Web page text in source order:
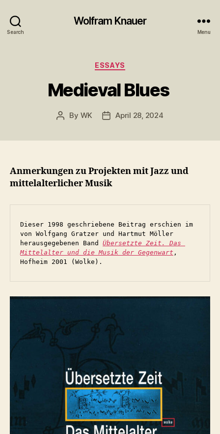
Search
Wolfram Knauer
Menu
Categories
ESSAYS
Medieval Blues
Post
By WK
PostApril 28, 2024
Anmerkungen zu Projekten mit Jazz und
mittelalterlicher Musik
Dieser 1998 geschriebene Beitrag erschien im
von Wolfgang Gratzer und Hartmut Möller
herausgegebenen Band Übersetzte Zeit. Das
Mittelalter und die Musik der Gegenwart ,
Hofheim 2001 (Wolke).